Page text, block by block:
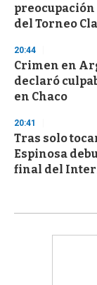
del Torneo
20:44
Crimen en
declaró
en Chaco
20:41
Tras solo
Espinosa
final del